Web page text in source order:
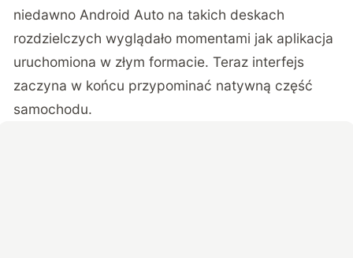
niedawno Android Auto na takich deskach
rozdzielczych wyglądało momentami jak aplikacja
uruchomiona w złym formacie. Teraz interfejs
zaczyna w końcu przypominać natywną część
samochodu.